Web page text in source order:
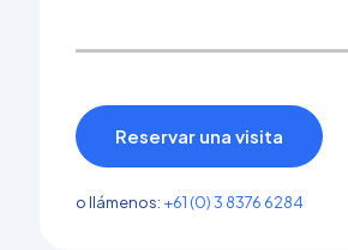
Reservar una visita
o llámenos: +61 (0) 3 8376 6284